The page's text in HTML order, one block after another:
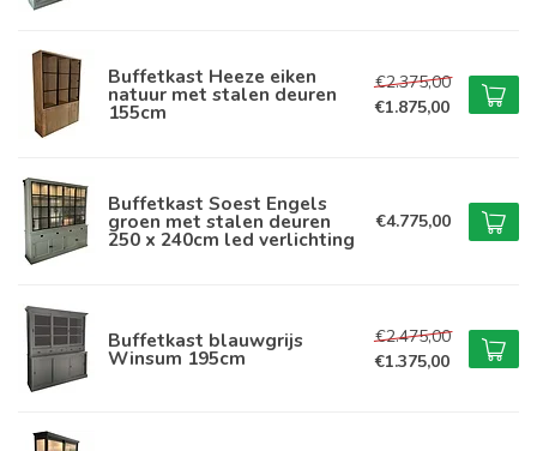
Buffetkast Heeze eiken
natuur met stalen deuren
155cm
€2.375,00
€1.875,00
Buffetkast Soest Engels
groen met stalen deuren
250 x 240cm led verlichting
€4.775,00
Buffetkast blauwgrijs
Winsum 195cm
€2.475,00
€1.375,00